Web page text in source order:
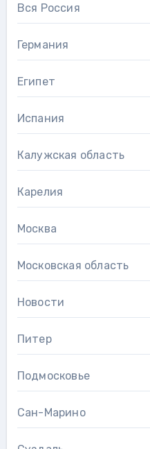
Вся Россия
Германия
Египет
Испания
Калужская область
Карелия
Москва
Московская область
Новости
Питер
Подмосковье
Сан-Марино